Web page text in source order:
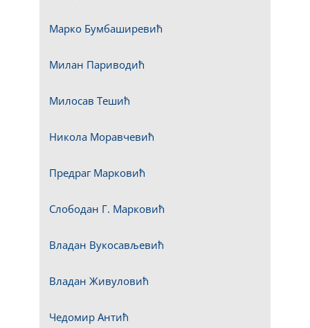
Марко Бумбаширевић
Милан Париводић
Милосав Тешић
Никола Моравчевић
Предраг Марковић
Слободан Г. Марковић
Владан Вукосављевић
Владан Живуловић
Чедомир Антић